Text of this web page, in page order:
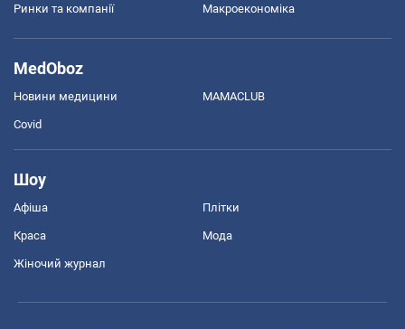
Ринки та компанії Макроекономіка
MedOboz
Новини медицини MAMACLUB
Covid
Шоу
Афіша Плітки
Краса Мода
Жіночий журнал